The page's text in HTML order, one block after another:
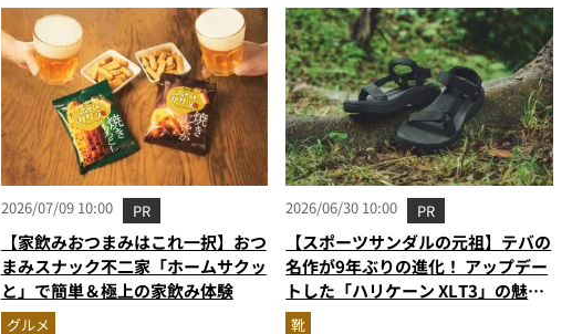
2026/07/09 10:00 PR
【家飲みおつまみはこれ一択】おつ
まみスナック不二家「ホームサクッ
と」で簡単＆極上の家飲み体験
グルメ
2026/06/30 10:00 PR
【スポーツサンダルの元祖】テバの
名作が9年ぶりの進化！ アップデー
トした「ハリケーン XLT3」の魅力
を識者があらゆる角度から徹底解
靴